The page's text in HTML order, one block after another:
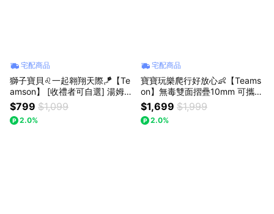
宅配商品
獅子寶貝♌一起翱翔天際🪁【Te
amson】 [收禮者可自選] 湯姆貓
與傑利鼠大型造型風箏｜野餐露
營 放風箏 親子共玩 生日禮物 兒
童禮物 成長禮物 送禮推薦
$799 $1,099
2.0%
宅配商品
寶寶玩樂爬行好放心👶【Teams
on】無毒雙面摺疊10mm 可攜式
摺疊寶寶爬行墊 - 叢林冒險款 (P
S-PM001) 遊戲墊 野餐墊 爬行
墊 寶寶地墊 彌月禮 生日禮
$1,699 $1,999
2.0%